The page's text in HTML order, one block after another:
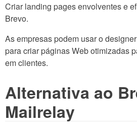
Criar landing pages envolventes e
Brevo.
As empresas podem usar o
para criar páginas Web otimizadas
em clientes.
Alternativa ao
Mailrelay